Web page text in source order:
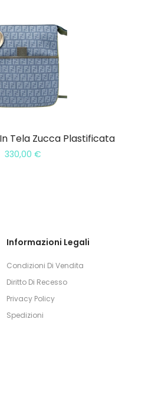
Tela Zucca Plastificata
330,00 €
Informazioni Legali
Condizioni Di Vendita
Diritto Di Recesso
Privacy Policy
Spedizioni